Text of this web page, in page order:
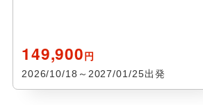
149,900円
2026/10/18～2027/01/25出発